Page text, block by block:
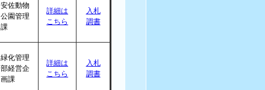
安佐動物
公園管理
課
詳細は
こちら
入札
調書
緑化管理
部経営企
画課
詳細は
こちら
入札
調書